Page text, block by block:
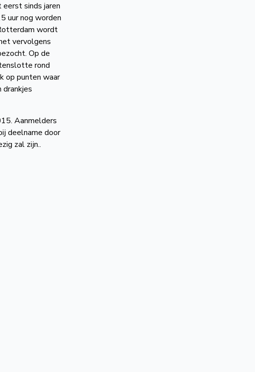
sinds jaren
uur nog worden
wordt
vervolgens
Op de
rond
op punten waar
Aanmelders
deelname door
zal zijn..